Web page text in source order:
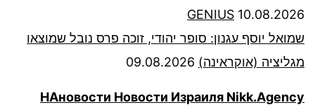
GENIUS 10.08.2026
שמואל יוסף עגנון: סופר יהודי, זוכה פרס נובל שמוצאו
מגליציה (אוקראינה) 09.08.2026
НАновости Новости Израиля Nikk.Agency